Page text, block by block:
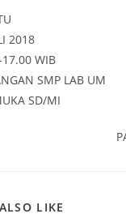
2018
WIB
SMP LAB UM
SD/MI
LIKE